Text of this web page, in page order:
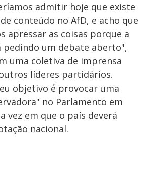
admitir hoje que existe
conteúdo no AfD, e acho que
apressar as coisas porque a
pedindo um debate aberto",
uma coletiva de imprensa
líderes partidários.
objetivo é provocar uma
no Parlamento em
vez em que o país deverá
nacional.